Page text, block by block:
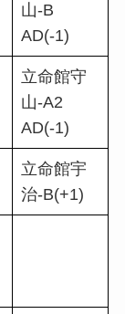
山-B
AD(-1)
立命館守
山-A2
AD(-1)
立命館宇
治-B(+1)